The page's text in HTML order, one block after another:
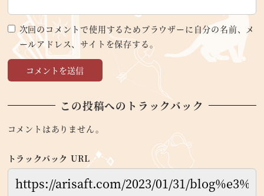
次回のコメントで使用するためブラウザーに自分の名前、メ
ールアドレス、サイトを保存する。
この投稿へのトラックバック
コメントはありません。
トラックバック URL